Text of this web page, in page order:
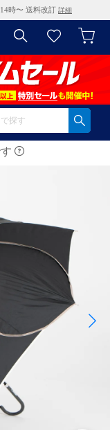
時〜 送料改訂 詳細